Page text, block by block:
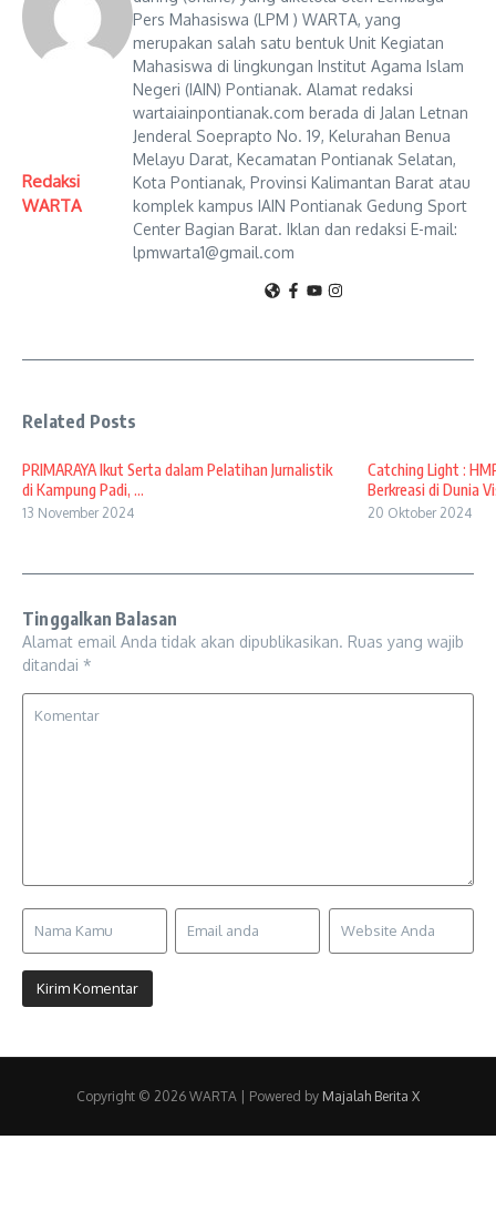
Redaksi
WARTA
Pers Mahasiswa (LPM ) WARTA, yang
merupakan salah satu bentuk Unit Kegiatan
Mahasiswa di lingkungan Institut Agama Islam
Negeri (IAIN) Pontianak. Alamat redaksi
wartaiainpontianak.com berada di Jalan Letnan
Jenderal Soeprapto No. 19, Kelurahan Benua
Melayu Darat, Kecamatan Pontianak Selatan,
Kota Pontianak, Provinsi Kalimantan Barat atau
komplek kampus IAIN Pontianak Gedung Sport
Center Bagian Barat. Iklan dan redaksi E-mail:
lpmwarta1@gmail.com
Related Posts
PRIMARAYA Ikut Serta dalam Pelatihan Jurnalistik
di Kampung Padi, ...
13 November 2024
Catching Light :
Berkreasi di Dunia
20 Oktober 2024
Tinggalkan Balasan
Alamat email Anda tidak akan dipublikasikan. Ruas yang wajib
ditandai *
Copyright © 2026 WARTA | Powered by Majalah Berita X